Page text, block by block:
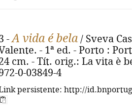
-A vida é bela / Sveva
- 1ª ed. - Porto :
cm. - Tít. orig.: La vita è
0-03849-4
persistente: http://